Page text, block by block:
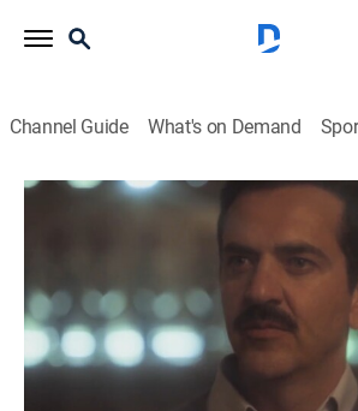
Channel Guide What's on Demand
Donde los pájaros van a
Miguel, abogado de 40 años, lleva una
placentera, repleta de lujos, pero sin el
trabajadores ni su familia. Durante
cumpleaños, huye y llega a un lugar
idolatran, pero eso tampoco le hace